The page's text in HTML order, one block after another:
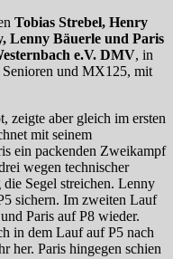
Tobias Strebel, Henry
Lenny Bäuerle und Paris
e.V. DMV, in
und MX125, mit
zeigte aber gleich im ersten
mit seinem
ein packenden Zweikampf
wegen technischer
Segel streichen. Lenny
sichern. Im zweiten Lauf
Paris auf P8 wieder.
in dem Lauf auf P5 nach
her. Paris hingegen schien